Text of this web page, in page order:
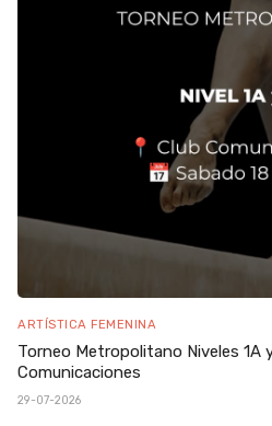
ARTÍSTICA FEMENINA
Torneo Metropolitano Niveles 1A
Comunicaciones
29-07-2026